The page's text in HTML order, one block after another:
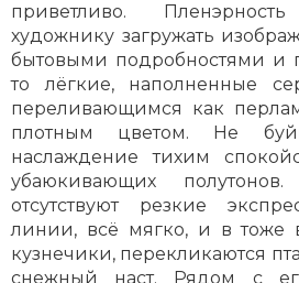
приветливо.
художнику загружать
бытовыми подробностями и
то лёгкие, наполненные
переливающимся как
плотным цветом. Не
наслаждение тихим
убаюкивающих
отсутствуют резкие
линии, всё мягко, и в тоже
кузнечики, перекликаются
снежный наст. Рядом с